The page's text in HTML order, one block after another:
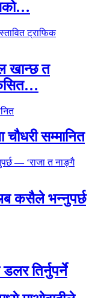
खान्छ त
सम्मानित
कसैले भन्नुपर्छ
तिर्नुपर्ने